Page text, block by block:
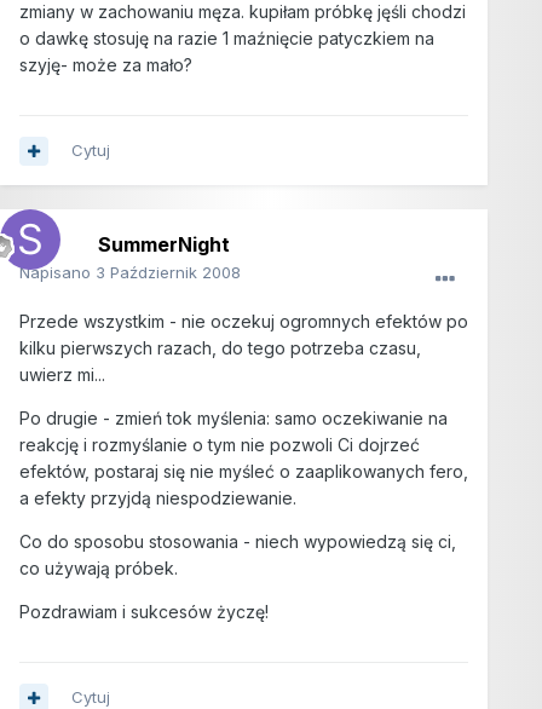
zmiany w zachowaniu męza. kupiłam próbkę jęśli chodzi
o dawkę stosuję na razie 1 maźnięcie patyczkiem na
szyję- może za mało?
Cytuj
SummerNight
Napisano 3 Październik 2008
Przede wszystkim - nie oczekuj ogromnych efektów po
kilku pierwszych razach, do tego potrzeba czasu,
uwierz mi...
Po drugie - zmień tok myślenia: samo oczekiwanie na
reakcję i rozmyślanie o tym nie pozwoli Ci dojrzeć
efektów, postaraj się nie myśleć o zaaplikowanych fero,
a efekty przyjdą niespodziewanie.
Co do sposobu stosowania - niech wypowiedzą się ci,
co używają próbek.
Pozdrawiam i sukcesów życzę!
Cytuj